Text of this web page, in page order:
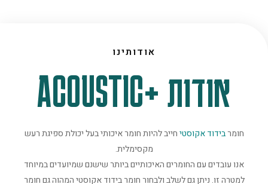
אודותינו
אודות +ACOUSTIC
חומרבידוד אקוסטיחייב להיות חומר איכותי בעל יכולת ספיגת רעש
מקסימלית.
אנו עובדים עם החומרים האיכותיים ביותר שישנם שמיועדים במיוחד
למטרה זו. ניתן גם לשלב ולבחור חומר בידוד אקוסטי המהוה גם חומר